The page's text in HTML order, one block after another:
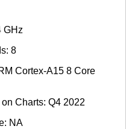
GHz
8
Cortex-A15 8 Core
Charts: Q4 2022
NA